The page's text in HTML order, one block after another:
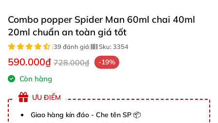
Combo popper Spider Man 60ml chai 40ml
20ml chuẩn an toàn giá tốt
|39 đánh giá| Sku:3354
590.000₫ 728.000₫ -19%
Còn hàng
ƯU ĐIỂM
Giao hàng kín đáo - Che tên SP 📦